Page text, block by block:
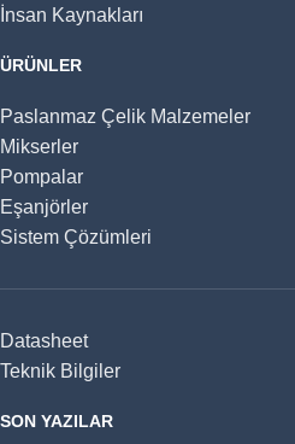
İnsan Kaynakları
ÜRÜNLER
Paslanmaz Çelik Malzemeler
Mikserler
Pompalar
Eşanjörler
Sistem Çözümleri
Datasheet
Teknik Bilgiler
SON YAZILAR